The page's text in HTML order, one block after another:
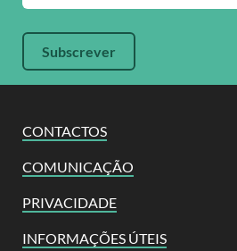
CONTACTOS
COMUNICAÇÃO
PRIVACIDADE
INFORMAÇÕES ÚTEIS